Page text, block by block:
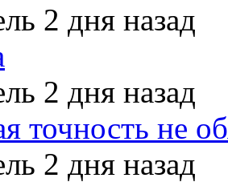
2 дня назад
2 дня назад
точность не
2 дня назад